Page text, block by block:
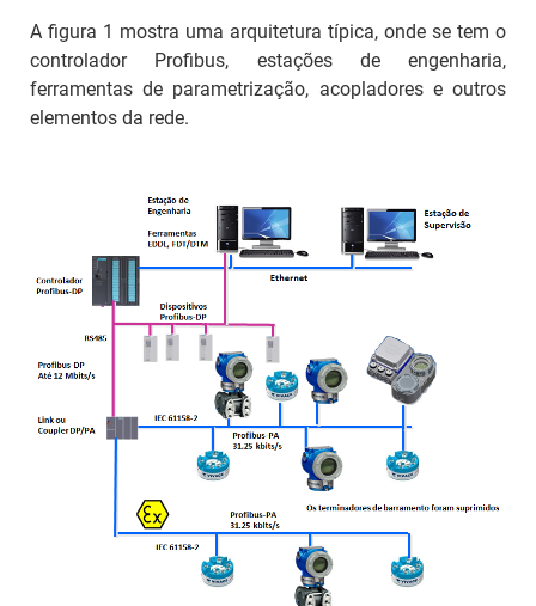
A figura 1 mostra uma arquitetura típica, onde se tem o
controlador Profibus, estações de engenharia,
ferramentas de parametrização, acopladores e outros
elementos da rede.